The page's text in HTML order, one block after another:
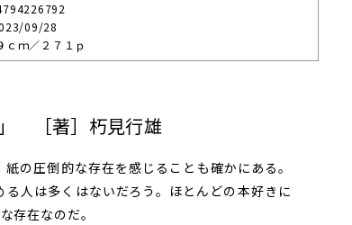
09/28
ｃｍ／２７１ｐ
」 ［著］朽見行雄
の圧倒的な存在を感じることも確かにある。
人は多くはないだろう。ほとんどの本好きに
存在なのだ。